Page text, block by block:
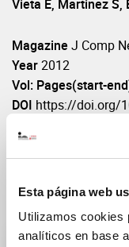
Esta página web
Utilizamos cookies
analíticos en base
Vieta E, Martinez S,
Magazine J Comp
Year2012
Vol: Pages(start-
DOI https://doi.org/
Research Groups